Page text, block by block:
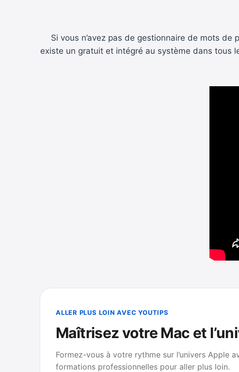
Si vous n’avez pas de gestionnaire de mots de
existe un gratuit et intégré au système dans tous
ALLER PLUS LOIN AVEC YOUTIPS
Maîtrisez votre Mac et
Formez-vous à votre rythme sur l’univers Apple
formations professionnelles pour aller plus loin.